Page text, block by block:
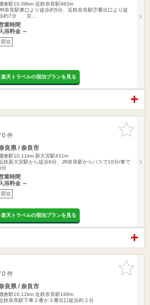
倉駅10.08km 近鉄奈良駅483m
奈良駅東口より徒歩約5分、近鉄奈良駅⑦番出口より徒
約7分 京…
業時間
入浴料金 ～
宿泊
楽天トラベルの宿泊プランを見る
お気に入
りに追加
件
良県 / 奈良市
倉駅10.11km 新大宮駅431m
鉄新大宮駅から徒歩8分、JR奈良駅からバスで10分/車で
分
業時間
入浴料金 ～
宿泊
楽天トラベルの宿泊プランを見る
お気に入
りに追加
件
良県 / 奈良市
倉駅10.12km 近鉄奈良駅198m
鉄奈良駅下車２番か３番出口徒歩約２分